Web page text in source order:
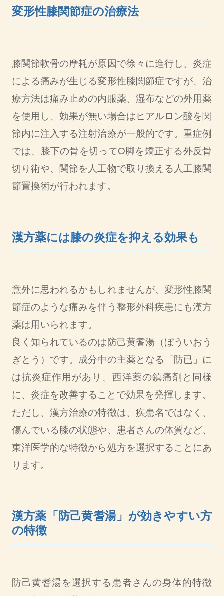
変形性膝関節症の治療法
膝関節軟骨の摩耗が原因で徐々に進行し、炎症
による痛みが生じる変形性膝関節症ですが、治
療方法は痛み止めの内服薬、湿布などの外用薬
を使用し、効果が無い場合はヒアルロン酸を関
節内に注入する注射治療が一般的です。重症例
では、膝下の骨を切ってO脚を矯正する外反骨
切り術や、関節を人工物で取り換える人工膝関
節置換術が行われます。
漢方薬には膝の炎症を抑える効果も
意外に思われるかもしれませんが、変形性膝関
節症のような痛みを伴う整形外科疾患にも漢方
薬は用いられます。
良く知られているのは防己黄耆湯（ぼういおう
ぎとう）です。成分中の主薬となる「防已」に
は抗炎症作用があり、西洋薬の鎮痛剤と同様
に、炎症を改善することで効果を発揮します。
ただし、漢方治療の特徴は、疾患名ではなく、
傷んでいる膝の状態や、患者さんの体質など、
東洋医学的な特徴から処方を選択することにあ
ります。
漢方薬「防己黄耆湯」が効きやすい方
の特徴
防己黄耆湯を選択する患者さんの身体的特徴